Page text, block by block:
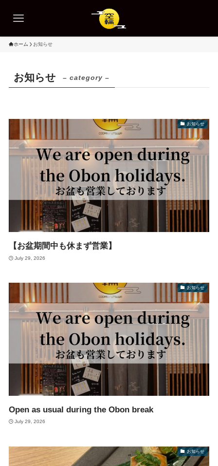
ホーム お知らせ
お知らせ – category –
お知らせ
【お盆期間中も休まず営業】
July 29, 2026
お知らせ
Open as usual during the Obon break
July 29, 2026
お知らせ